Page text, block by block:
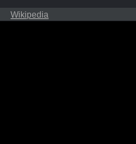
Wikipedia